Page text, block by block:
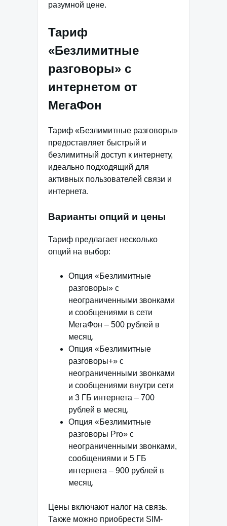
разумной цене.
Тариф
«Безлимитные
разговоры» с
интернетом от
МегаФон
Тариф «Безлимитные разговоры»
предоставляет быстрый и
безлимитный доступ к интернету,
идеально подходящий для
активных пользователей связи и
интернета.
Варианты опций и цены
Тариф предлагает несколько
опций на выбор:
Опция «Безлимитные
разговоры» с
неограниченными звонками
и сообщениями в сети
МегаФон – 500 рублей в
месяц.
Опция «Безлимитные
разговоры+» с
неограниченными звонками
и сообщениями внутри сети
и 3 ГБ интернета – 700
рублей в месяц.
Опция «Безлимитные
разговоры Pro» с
неограниченными звонками,
сообщениями и 5 ГБ
интернета – 900 рублей в
месяц.
Цены включают налог на связь.
Также можно приобрести SIM-